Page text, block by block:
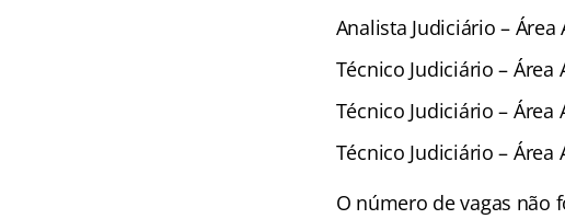
Analista Judiciário –
Técnico Judiciário –
Técnico Judiciário –
Técnico Judiciário –
O número de vagas não